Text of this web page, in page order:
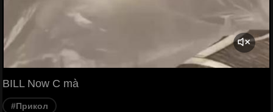
BILL Now C mà
#Прикол